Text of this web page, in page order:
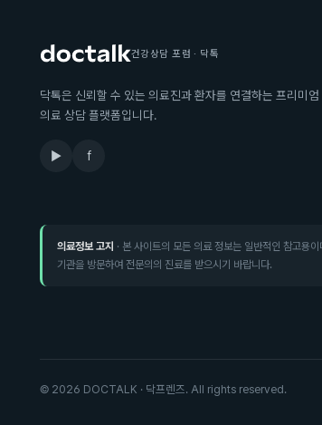
건강상담 포럼 · 닥톡
닥톡은 신뢰할 수 있는 의료진과 환자를 연결하는 프리미엄
의료 상담 플랫폼입니다.
▶ f
의료정보 고지 · 본 사이트의 모든 의료 정보는 일반적인 참고용
기관을 방문하여 전문의의 진료를 받으시기 바랍니다.
© 2026 DOCTALK · 닥프렌즈. All rights reserved.